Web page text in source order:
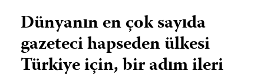
Dünyanın en çok sayıda
gazeteci hapseden ülkesi
Türkiye için, bir adım ileri